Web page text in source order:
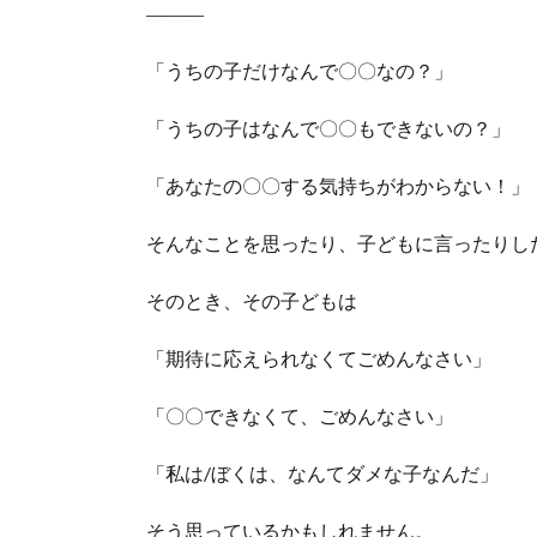
―――
「うちの子だけなんで〇〇なの？」
「うちの子はなんで〇〇もできないの？」
「あなたの〇〇する気持ちがわからない！」
そんなことを思ったり、子どもに言ったりし
そのとき、その子どもは
「期待に応えられなくてごめんなさい」
「〇〇できなくて、ごめんなさい」
「私は/ぼくは、なんてダメな子なんだ」
そう思っているかもしれません。